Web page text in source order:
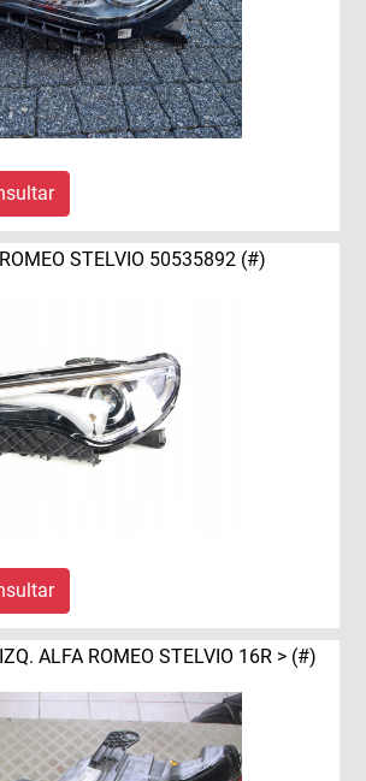
STELVIO 50535892 (#)
ALFA ROMEO STELVIO 16R > (#)